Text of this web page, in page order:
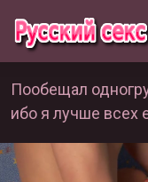
Пообещал
ибо я лучше всех